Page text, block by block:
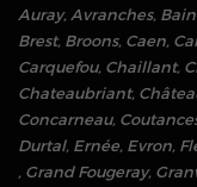
Auray, Avranches,
Brest, Broons, Caen,
Carquefou, Chaillant,
Chateaubriant,
Concarneau,
Durtal, Ernée, Evron,
, Grand Fougeray,